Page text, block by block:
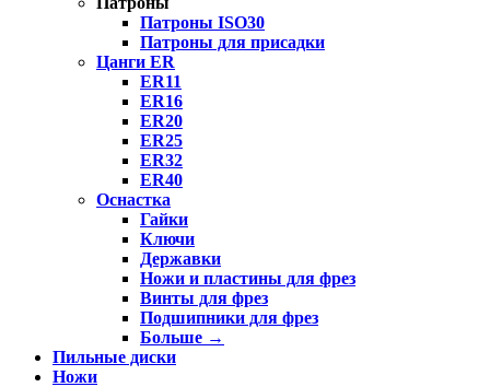
Патроны ISO30
Патроны для присадки
Цанги ER
ER11
ER16
ER20
ER25
ER32
ER40
Оснастка
Гайки
Ключи
Державки
Ножи и пластины для фрез
Винты для фрез
Подшипники для фрез
Больше →
Пильные диски
Ножи